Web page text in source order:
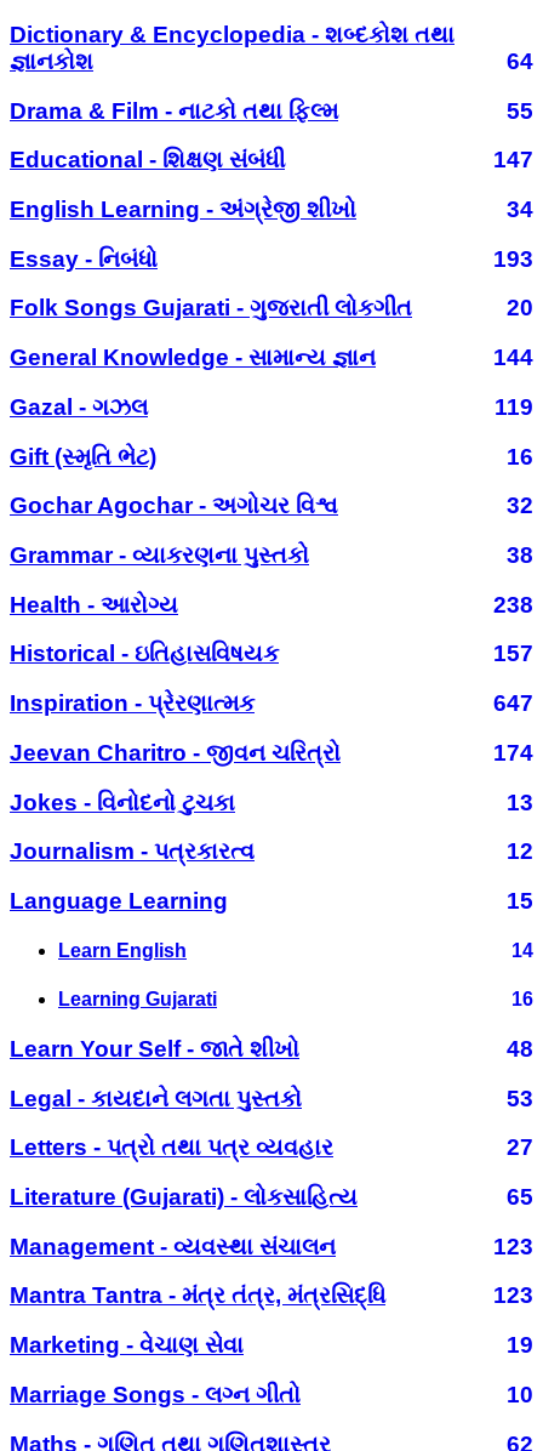
Dictionary & Encyclopedia - શબ્દકોશ તથા
જ્ઞાનકોશ
64
Drama & Film - નાટકો તથા ફિલ્મ
55
Educational - શિક્ષણ સંબંધી
147
English Learning - અંગ્રેજી શીખો
34
Essay - નિબંધો
193
Folk Songs Gujarati - ગુજરાતી લોકગીત
20
General Knowledge - સામાન્ય જ્ઞાન
144
Gazal - ગઝલ
119
Gift (સ્મૃતિ ભેટ)
16
Gochar Agochar - અગોચર વિશ્વ
32
Grammar - વ્યાકરણના પુસ્તકો
38
Health - આરોગ્ય
238
Historical - ઇતિહાસવિષયક
157
Inspiration - પ્રેરણાત્મક
647
Jeevan Charitro - જીવન ચરિત્રો
174
Jokes - વિનોદનો ટુચકા
13
Journalism - પત્રકારત્વ
12
Language Learning
15
Learn English 14
Learning Gujarati 16
Learn Your Self - જાતે શીખો
48
Legal - કાયદાને લગતા પુસ્તકો
53
Letters - પત્રો તથા પત્ર વ્યવહાર
27
Literature (Gujarati) - લોકસાહિત્ય
65
Management - વ્યવસ્થા સંચાલન
123
Mantra Tantra - મંત્ર તંત્ર, મંત્રસિદ્ધિ
123
Marketing - વેચાણ સેવા
19
Marriage Songs - લગ્ન ગીતો
10
Maths - ગણિત તથા ગણિતશાસ્ત્ર
62